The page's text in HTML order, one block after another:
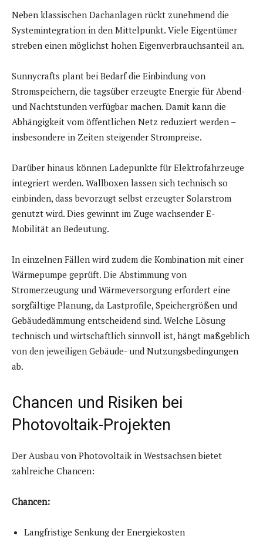
Neben klassischen Dachanlagen rückt zunehmend die
Systemintegration in den Mittelpunkt. Viele Eigentümer
streben einen möglichst hohen Eigenverbrauchsanteil an.
Sunnycrafts plant bei Bedarf die Einbindung von
Stromspeichern, die tagsüber erzeugte Energie für Abend-
und Nachtstunden verfügbar machen. Damit kann die
Abhängigkeit vom öffentlichen Netz reduziert werden –
insbesondere in Zeiten steigender Strompreise.
Darüber hinaus können Ladepunkte für Elektrofahrzeuge
integriert werden. Wallboxen lassen sich technisch so
einbinden, dass bevorzugt selbst erzeugter Solarstrom
genutzt wird. Dies gewinnt im Zuge wachsender E-
Mobilität an Bedeutung.
In einzelnen Fällen wird zudem die Kombination mit einer
Wärmepumpe geprüft. Die Abstimmung von
Stromerzeugung und Wärmeversorgung erfordert eine
sorgfältige Planung, da Lastprofile, Speichergrößen und
Gebäudedämmung entscheidend sind. Welche Lösung
technisch und wirtschaftlich sinnvoll ist, hängt maßgeblich
von den jeweiligen Gebäude- und Nutzungsbedingungen
ab.
Chancen und Risiken bei
Photovoltaik-Projekten
Der Ausbau von Photovoltaik in Westsachsen bietet
zahlreiche Chancen:
Chancen:
Langfristige Senkung der Energiekosten